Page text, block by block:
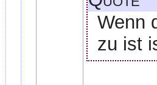
Wenn
zu ist